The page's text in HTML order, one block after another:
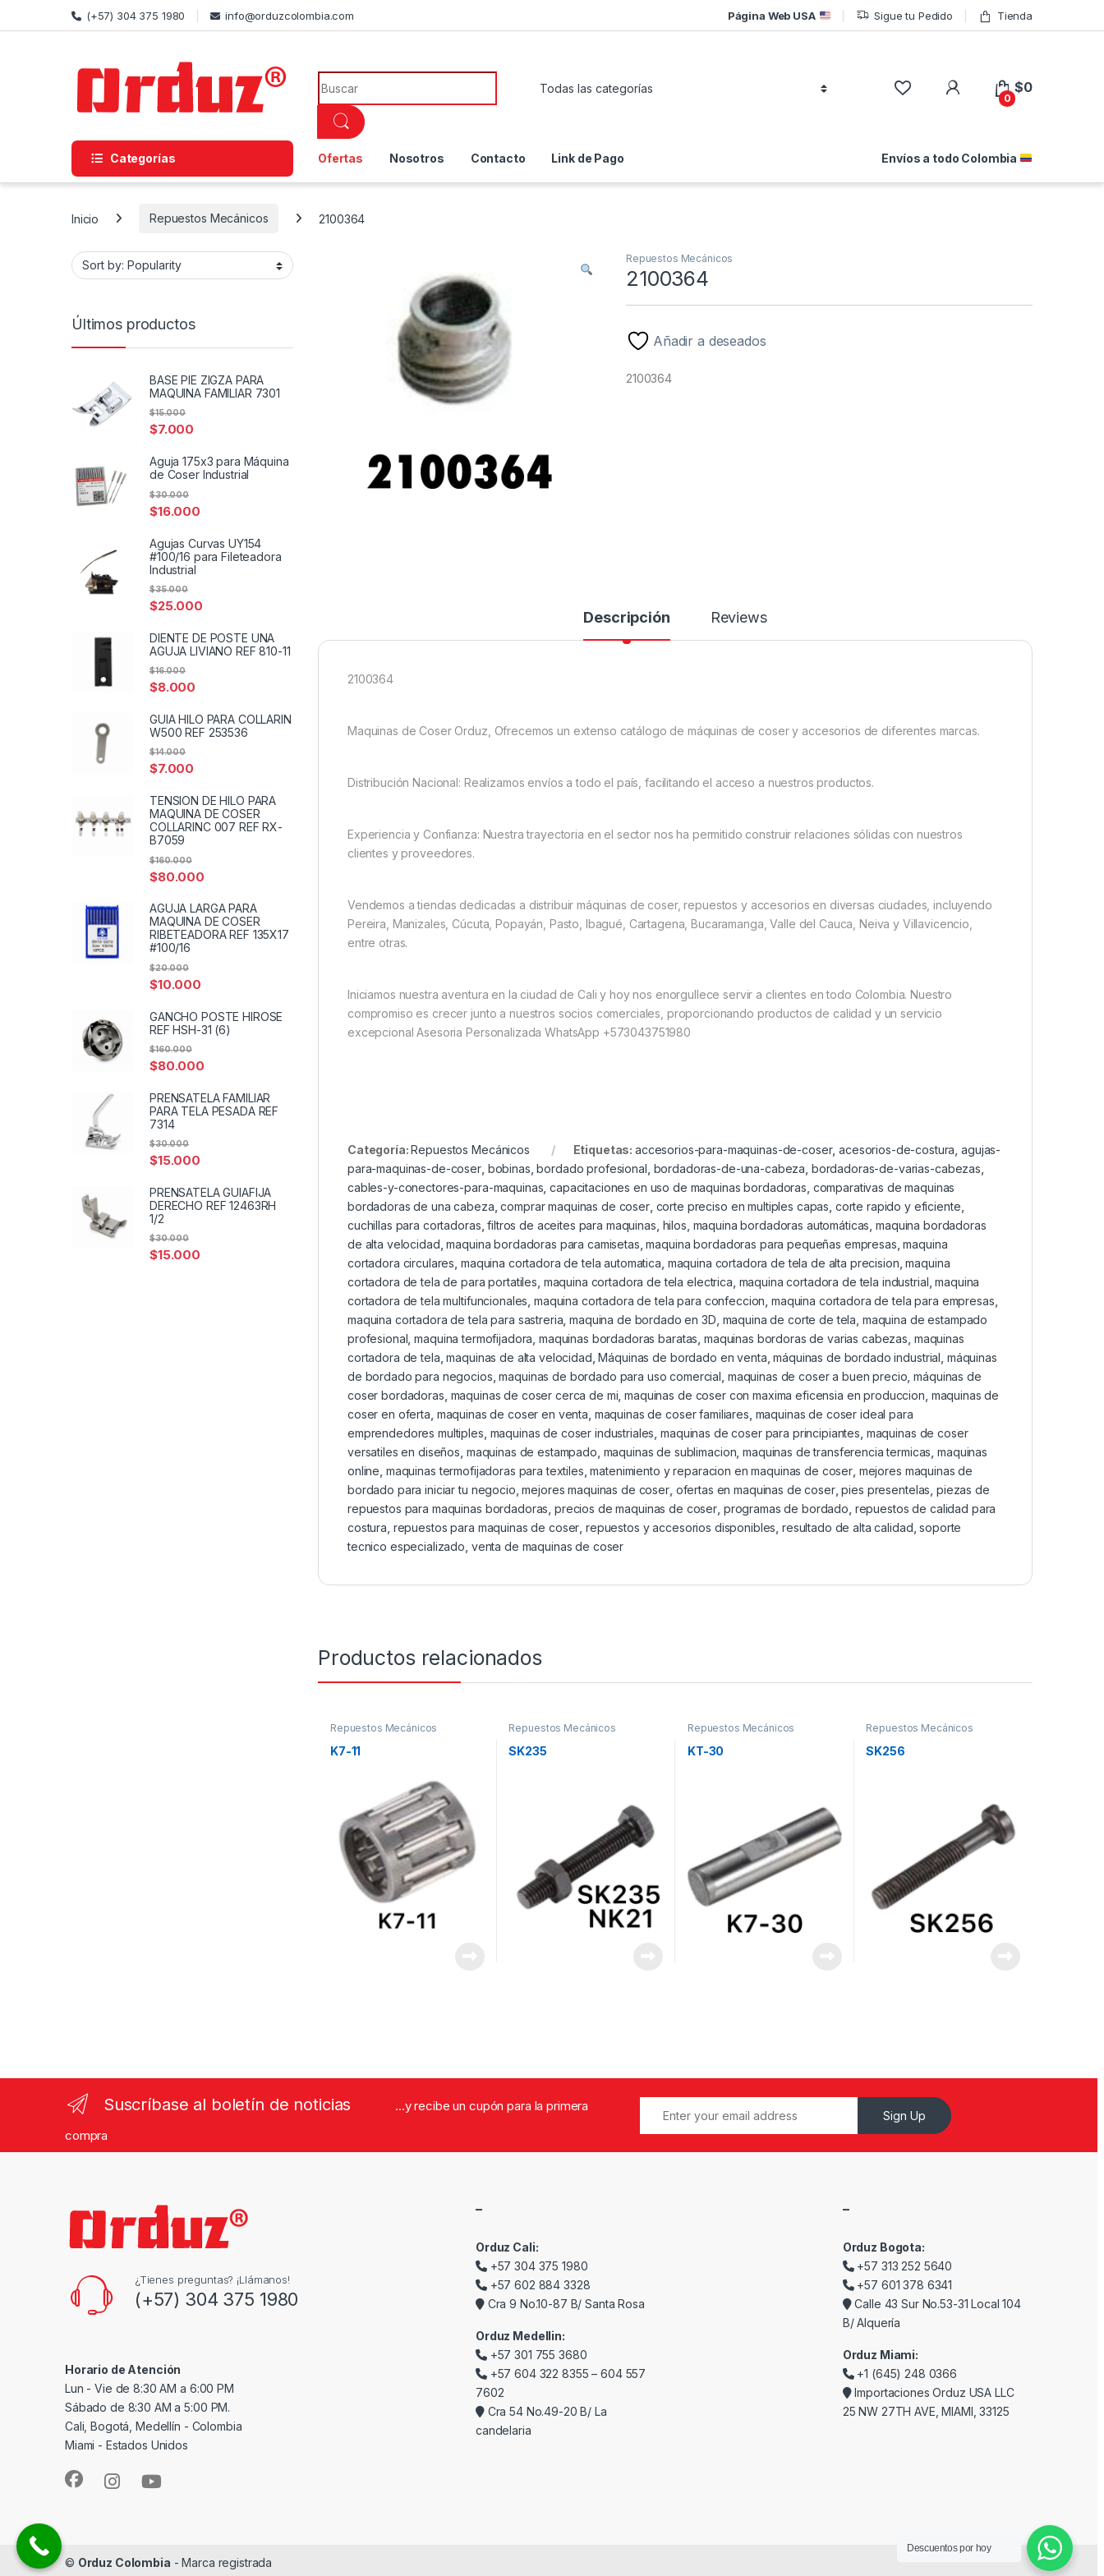
Skip to navigation
Skip to content (+57) 304 375 1980 info@orduzcolombia.com Página Web USA Sigue tu Pedido Tienda
Search for:
0
$0
Categorías Ofertas Nosotros Contacto Link de Pago Envíos a todo Colombia
Inicio Repuestos Mecánicos 2100364
Repuestos Mecánicos
2100364
Añadir a deseados
2100364
Descripción Reviews
2100364
Maquinas de Coser Orduz, Ofrecemos un extenso catálogo de máquinas de coser y accesorios de diferentes marcas.
Distribución Nacional: Realizamos envíos a todo el país, facilitando el acceso a nuestros productos.
Experiencia y Confianza: Nuestra trayectoria en el sector nos ha permitido construir relaciones sólidas con nuestros
clientes y proveedores.
Vendemos a tiendas dedicadas a distribuir máquinas de coser, repuestos y accesorios en diversas ciudades, incluyendo
Pereira, Manizales, Cúcuta, Popayán, Pasto, Ibagué, Cartagena, Bucaramanga, Valle del Cauca, Neiva y Villavicencio,
entre otras.
Iniciamos nuestra aventura en la ciudad de Cali y hoy nos enorgullece servir a clientes en todo Colombia. Nuestro
compromiso es crecer junto a nuestros socios comerciales, proporcionando productos de calidad y un servicio
excepcional Asesoria Personalizada WhatsApp +573043751980
Categoría:Repuestos Mecánicos Etiquetas: accesorios-para-maquinas-de-coser,acesorios-de-costura ,agujas-
para-maquinas-de-coser, bobinas ,bordado profesional bordadoras-de-una-cabeza bordadoras-de-varias-cabezas
cables-y-conectores-para-maquinas ,capacitaciones en uso de maquinas bordadoras comparativas de maquinas
bordadoras de una cabeza ,comprar maquinas de coser, corte preciso en multiples capas corte rapido y eficiente
cuchillas para cortadoras ,filtros de aceites para maquinas hilos maquina bordadoras automáticas ,maquina bordadoras
de alta velocidad ,maquina bordadoras para camisetas ,maquina bordadoras para pequeñas empresas ,maquina
cortadora circulares maquina cortadora de tela automatica maquina cortadora de tela de alta precision ,maquina
cortadora de tela de para portatiles maquina cortadora de tela electrica maquina cortadora de tela industrial ,maquina
cortadora de tela multifuncionales maquina cortadora de tela para confeccion maquina cortadora de tela para empresas
maquina cortadora de tela para sastreria ,maquina de bordado en 3D maquina de corte de tela maquina de estampado
profesional ,maquina termofijadora maquinas bordadoras baratas maquinas bordoras de varias cabezas maquinas
cortadora de tela ,maquinas de alta velocidad ,Máquinas de bordado en venta ,máquinas de bordado industrial máquinas
de bordado para negocios ,maquinas de bordado para uso comercial maquinas de coser a buen precio ,máquinas de
coser bordadoras maquinas de coser cerca de mi ,maquinas de coser con maxima eficensia en produccion maquinas de
coser en oferta maquinas de coser en venta maquinas de coser familiares maquinas de coser ideal para
emprendedores multiples maquinas de coser industriales ,maquinas de coser para principiantes maquinas de coser
versatiles en diseños maquinas de estampado maquinas de sublimacion ,maquinas de transferencia termicas ,maquinas
online maquinas termofijadoras para textiles ,matenimiento y reparacion en maquinas de coser mejores maquinas de
bordado para iniciar tu negocio ,mejores maquinas de coser, ofertas en maquinas de coser,pies presentelas piezas de
repuestos para maquinas bordadoras precios de maquinas de coser programas de bordado repuestos de calidad para
costura repuestos para maquinas de coser ,repuestos y accesorios disponibles ,resultado de alta calidad ,soporte
tecnico especializado venta de maquinas de coser
Productos relacionados
Repuestos Mecánicos
K7-11
Repuestos Mecánicos
SK235
Repuestos Mecánicos
KT-30
Repuestos Mecánicos
SK256
Últimos productos
BASE PIE ZIGZA PARA
MAQUINA FAMILIAR 7301
$7.000
$15.000
Aguja 175x3 para Máquina
de Coser Industrial
$16.000
$30.000
Agujas Curvas UY154
#100/16 para Fileteadora
Industrial
$25.000
$35.000
DIENTE DE POSTE UNA
AGUJA LIVIANO REF 810-11
$8.000
$16.000
GUIA HILO PARA COLLARIN
W500 REF 253536
$7.000
$14.000
TENSION DE HILO PARA
MAQUINA DE COSER
COLLARINC 007 REF RX-
B7059
$80.000
$160.000
AGUJA LARGA PARA
MAQUINA DE COSER
RIBETEADORA REF 135X17
#100/16
$10.000
$20.000
GANCHO POSTE HIROSE
REF HSH-31 (6)
$80.000
$160.000
PRENSATELA FAMILIAR
PARA TELA PESADA REF
7314
$15.000
$30.000
PRENSATELA GUIAFIJA
DERECHO REF 12463RH
1/2
$15.000
$30.000
Suscríbase al boletín de noticias
...y recibe un cupón para la primera
compra
Sign Up
¿Tienes preguntas? ¡Llámanos!
(+57) 304 375 1980
Horario de Atención
Lun - Vie de 8:30 AM a 6:00 PM
Sábado de 8:30 AM a 5:00 PM.
Cali, Bogotá, Medellín - Colombia
Miami - Estados Unidos
–
Orduz Cali:
+57 304 375 1980
+57 602 884 3328
Cra 9 No.10-87 B/ Santa Rosa
Orduz Medellin:
+57 301 755 3680
+57 604 322 8355 – 604 557
7602
Cra 54 No.49-20 B/ La
candelaria
–
Orduz Bogota:
+57 313 252 5640
+57 601 378 6341
Calle 43 Sur No.53-31 Local 104
B/ Alquería
Orduz Miami:
+1 (645) 248 0366
Importaciones Orduz USA LLC
25 NW 27TH AVE, MIAMI, 33125
© Orduz Colombia - Marca registrada
Descuentos por hoy